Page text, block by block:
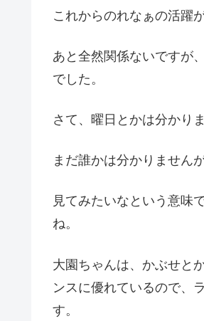
これからのれなぁの活躍
あと全然関係ないですが
でした。
さて、曜日とかは分かり
まだ誰かは分かりませんが
見てみたいなという意味
ね。
大園ちゃんは、かぶせと
ンスに優れているので、
す。